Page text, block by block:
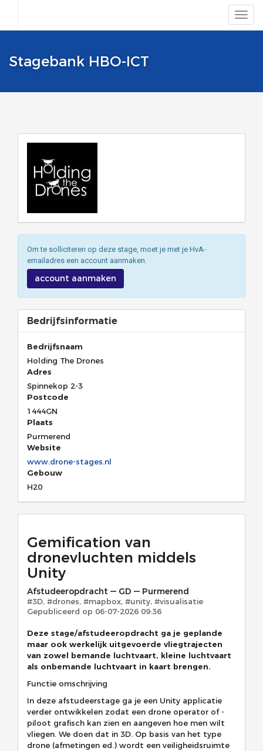
Stagebank HBO-ICT
Om te solliciteren op deze stage, moet je met je HvA-
emailadres een account aanmaken.
account aanmaken
Bedrijfsinformatie
Bedrijfsnaam
Holding The Drones
Adres
Spinnekop 2-3
Postcode
1444GN
Plaats
Purmerend
Website
www.drone-stages.nl
Gebouw
H20
Gemification van
dronevluchten middels
Unity
Afstudeeropdracht — GD — Purmerend
#3D, #drones, #mapbox, #unity, #visualisatie
Gepubliceerd op 06-07-2026 09:36
Deze stage/afstudeeropdracht ga je geplande
maar ook werkelijk uitgevoerde vliegtrajecten
van zowel bemande luchtvaart, kleine luchtvaart
als onbemande luchtvaart in kaart brengen.
Functie omschrijving
In deze afstudeerstage ga je een Unity applicatie
verder ontwikkelen zodat een drone operator of -
piloot grafisch kan zien en aangeven hoe men wilt
vliegen. We doen dat in 3D. Op basis van het type
drone (afmetingen ed.) wordt een veiligheidsruimte